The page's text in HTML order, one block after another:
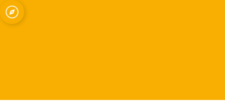
Open quicklink menu